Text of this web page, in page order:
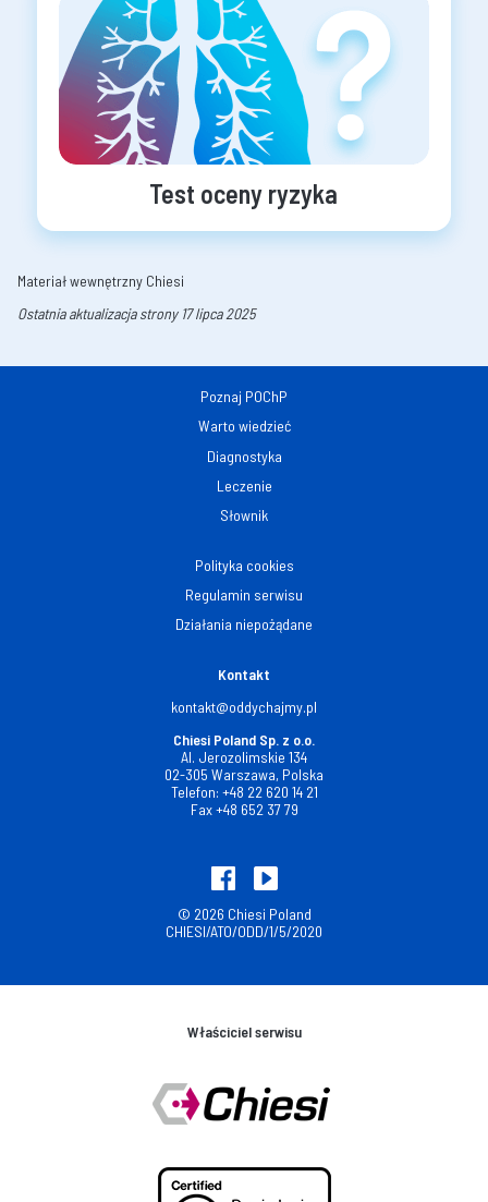
Test oceny ryzyka
Materiał wewnętrzny Chiesi
Ostatnia aktualizacja strony 17 lipca 2025
Poznaj POChP
Warto wiedzieć
Diagnostyka
Leczenie
Słownik
Polityka cookies
Regulamin serwisu
Działania niepożądane
Kontakt
kontakt@oddychajmy.pl
Chiesi Poland Sp. z o.o.
Al. Jerozolimskie 134
02-305 Warszawa, Polska
Telefon: +48 22 620 14 21
Fax+48 652 37 79
© 2026 Chiesi Poland
CHIESI/ATO/ODD/1/5/2020
Właściciel serwisu